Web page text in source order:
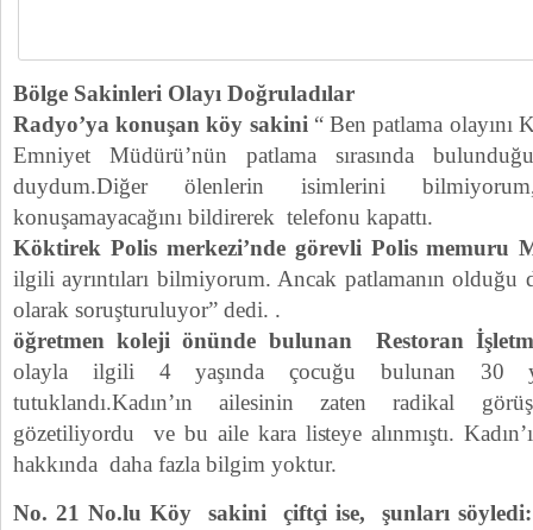
Bölge Sakinleri Olayı Doğruladılar
Radyo’ya konuşan köy sakini “ Ben patlama olayını
Emniyet Müdürü’nün patlama sırasında
duydum.Diğer ölenlerin isimlerini
konuşamayacağını bildirerek telefonu kapattı.
Köktirek Polis merkezi’nde görevli Polis memuru
ilgili ayrıntıları bilmiyorum. Ancak patlamanın
olarak soruşturuluyor” dedi. .
öğretmen koleji önünde bulunan Restoran
olayla ilgili 4 yaşında çocuğu bulunan 30
tutuklandı.Kadın’ın ailesinin zaten radikal
gözetiliyordu ve bu aile kara listeye alınmıştı.
hakkında daha fazla bilgim yoktur.
No. 21 No.lu Köy sakini çiftçi ise, şunları söyledi: